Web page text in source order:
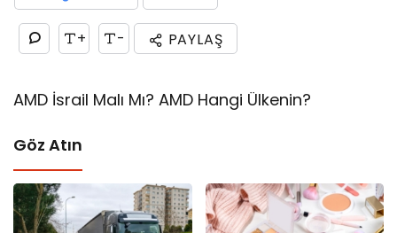
+ - PAYLAŞ
AMD İsrail Malı Mı? AMD Hangi Ülkenin?
Göz Atın